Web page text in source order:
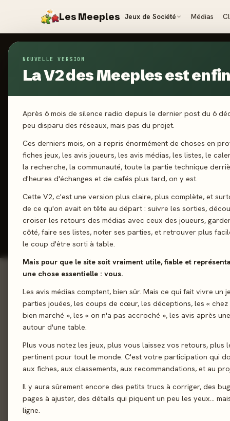
Les Meeples Jeux de Société Médias
NOUVELLE VERSION
La V2 des Meeples est
Après 6 mois de silence radio depuis le dernier post du 6
peu disparu des réseaux, mais pas du projet.
Ces derniers mois, on a repris énormément de choses en
fiches jeux, les avis joueurs, les avis médias, les listes, le
la recherche, la communauté, toute la partie technique
d'heures d'échanges et de cafés plus tard, on y est.
Cette V2, c'est une version plus claire, plus complète, et
de ce qu'on avait en tête au départ : suivre les sorties,
croiser les retours des médias avec ceux des joueurs,
côté, faire ses listes, noter ses parties, et retrouver plus
le coup d'être sorti à table.
Mais pour que le site soit vraiment utile, fiable et
une chose essentielle : vous.
Les avis médias comptent, bien sûr. Mais ce qui fait vivre un
parties jouées, les coups de cœur, les déceptions, les « chez
bien marché », les « on n'a pas accroché », les avis après
autour d'une table.
Plus vous notez les jeux, plus vous laissez vos retours, plus
pertinent pour tout le monde. C'est votre participation qui
aux fiches, aux classements, aux recommandations, et au
Il y aura sûrement encore des petits trucs à corriger, des
pages à ajuster, des détails qui piquent un peu les yeux…
ligne.
Jeux / Age of Galaxy (Édition 2025)
1-4 joueurs
J'ai
01Le jeu
Le verdict
03On en discute
04La presse
Les joueurs
Acheter
07Similaires
Bâtissez l'empire
dynamique dans
galactique ultime.
d’une main de
peut être utilisée de
acquérir des
opportunités de
vaisseaux,
de pointe ou